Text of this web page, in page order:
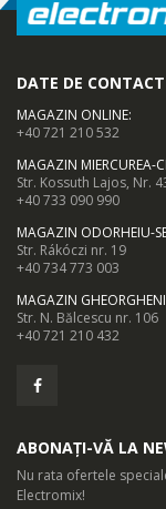
DATE DE CONTACT
MAGAZIN ONLINE:
+40 721 210 532
MAGAZIN MIERCUREA-
Str. Kossuth Lajos, Nr.
+40 733 090 990
MAGAZIN ODORHEIU-
Str. Rákóczi nr. 19
+40 734 773 003
MAGAZIN GHEORGHENI
Str. N. Bălcescu nr. 106
+40 721 210 432
ABONAȚI-VĂ LA
Nu rata ofertele
Electromix!